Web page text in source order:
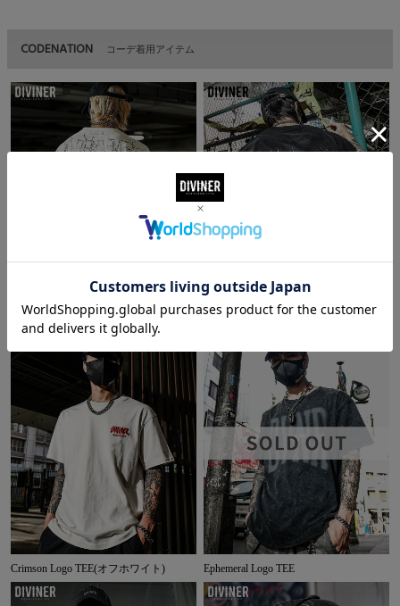
CODENATION コーデ着用アイテム
Penetration Faith TEE(ホワイト) Thunder Logo Big No Sleeve
Crimson Logo TEE(オフホワイト) Ephemeral Logo TEE